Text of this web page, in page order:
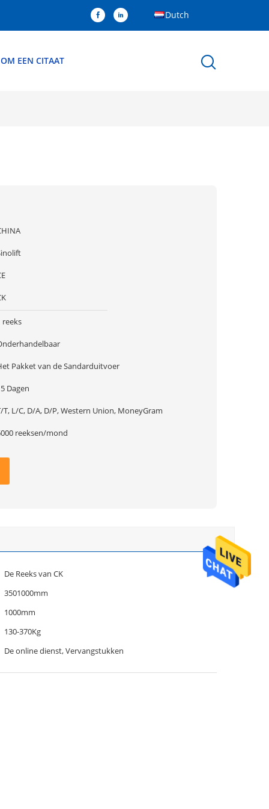
Dutch
EEN CITAAT
reeks
Pakket van de Sandarduitvoer
Dagen
T, L/C, D/A, D/P, Western Union, MoneyGram
reeksen/mond
De Reeks van CK
3501000mm
1000mm
130-370Kg
De online dienst, Vervangstukken